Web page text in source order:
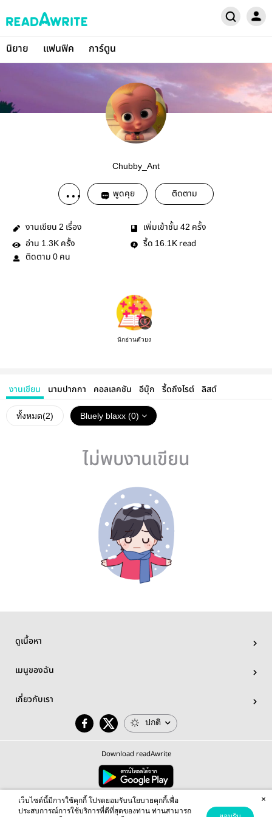
นิยาย แฟนฟิค การ์ตูน
Chubby_Ant
พูดคุย ติดตาม
งานเขียน 2 เรื่อง เพิ่มเข้าชั้น 42 ครั้ง
อ่าน 1.3K ครั้ง รี้ด 16.1K read
ติดตาม 0 คน
นักอ่านตัวยง
งานเขียน นามปากกา คอลเลคชัน อีบุ๊ก รี้ดถึงไรต์ ลิสต์
ทั้งหมด(2) Bluely blaxx (0)
ไม่พบงานเขียน
ดูเนื้อหา
เมนูของฉัน
เกี่ยวกับเรา
ปกติ
Download readAwrite
© 2026 readAwrite.com by MEB Corporation Public Company Limited
This site is protected by reCAPTCHA and the Google Privacy Policy Terms of Serviceapply.
เว็บไซต์นี้มีการใช้คุกกี้ โปรดยอมรับนโยบายคุกกี้เพื่อ
ประสบการณ์การใช้บริการที่ดีที่สุดของท่าน ท่านสามารถ
×